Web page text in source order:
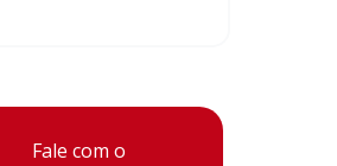
Fale com o